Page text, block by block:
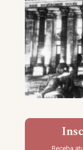
Receba